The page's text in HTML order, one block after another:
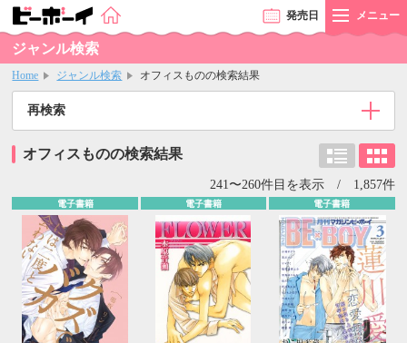
発売日 メニュー
ジャンル検索
Home ジャンル検索 オフィスものの検索結果
再検索
オフィスものの検索結果
241〜260件目を表示 / 1,857件
電子書籍 電子書籍 電子書籍